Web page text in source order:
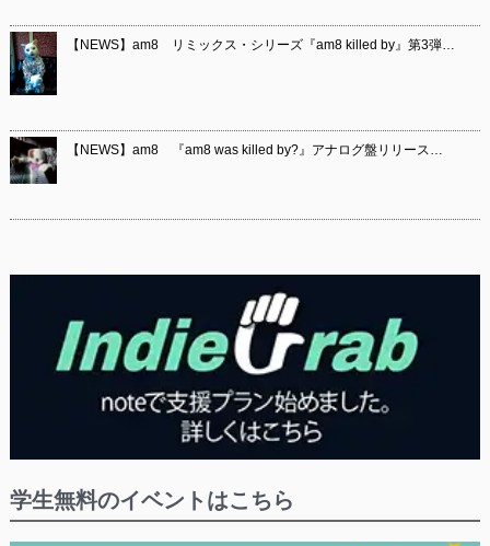
【NEWS】am8 リミックス・シリーズ『am8 killed by』第3弾…
【NEWS】am8 『am8 was killed by?』アナログ盤リリース…
学生無料のイベントはこちら